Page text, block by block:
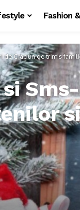
Fashion
de Craciun de trimis